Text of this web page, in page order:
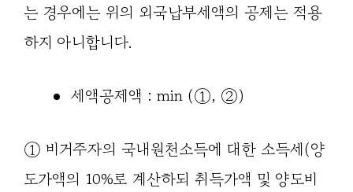
는 경우에는 위의 외국납부세액의 공제는 적용
하지 아니합니다.
세액공제액 : min (①, ②)
① 비거주자의 국내원천소득에 대한 소득세(양
도가액의 10%로 계산하되 취득가액 및 양도비